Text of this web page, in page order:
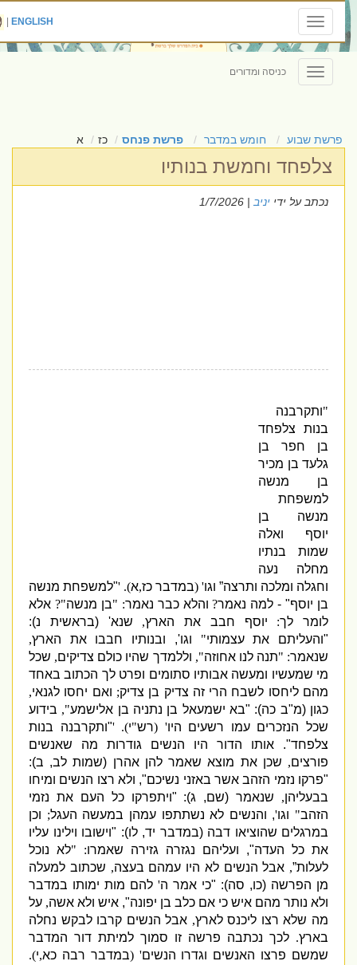
Toggle
navigation
ENGLISH
|
Toggle
navigation
כניסה ומדורים
פרשת שבוע חומש במדבר פרשת פנחס כז א
צלפחד וחמשת בנותיו
נכתב על ידייניב| 1/7/2026
ותקרבנה
בנות צלפחד
בן חפר בן
גלעד בן מכיר
בן מנשה
למשפחת
מנשה בן
יוסף ואלה
שמות בנתיו
מחלה נעה
וחגלה ומלכה ותרצה” וגו ' (במדבר כז ,א). '
"למשפחת מנשה
בן יוסף" -למה נאמר?והלא כבר נאמר: "בן מנשה"?אלא
לומר לך:יוסף חבב את הארץ,שנא' ( בראשית נ
והעליתם את עצמותי"וגו ',ובנותיו חבבו את הארץ,
שנאמר: "תנה לנו אחוזה",וללמדך שהיו כולם צדיקים,שכל
מי שמעשיו ומעשה אבותיו סתומים ופרט לך הכתוב באחד
מהם ליחסו לשבח הרי זה צדיק בן צדיק;ואם יחסו לגנאי,
כגון(מ"ב כה): "בא ישמעאל בן נתניה בן אלישמע",בידוע
שכל הנזכרים עמו רשעים היו' (רש"י). '
" ותקרבנה בנות
צלפחד"
.אותו הדור היו הנשים גודרות מה שאנשים
פורצים,שכן את מוצא שאמר להן אהרן(שמות לב,ב :
פרקו נזמי הזהב אשר באזני נשיכם",ולא רצו הנשים ומיחו
בבעליהן,שנאמר(שם,ג ): " ויתפרקו כל העם את נזמי
הזהב"וגו '
,והנשים לא נשתתפו עמהן במעשה העגל;וכן
במרגלים שהוציאו דבה(במדבר יד ,לו )
: "וישובו וילינו עליו
את כל העדה",ועליהם נגזרה גזירה שאמרו: "
לא נוכל
לעלות”,אבל הנשים לא היו עמהם בעצה,שכתוב למעלה
מן הפרשה(כו,סה): "כי אמר ה 'להם מות ימותו במדבר
ולא נותר מהם איש כי אם כלב בן יפונה",איש ולא אשה,על
מה שלא רצו ליכנס לארץ,אבל הנשים קרבו לבקש נחלה
בארץ.לכך נכתבה פרשה זו סמוך למיתת דור המדבר
שמשם פרצו האנשים וגדרו הנשים' (במדבר רבה כא,י).